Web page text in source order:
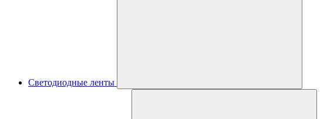
Светодиодные ленты